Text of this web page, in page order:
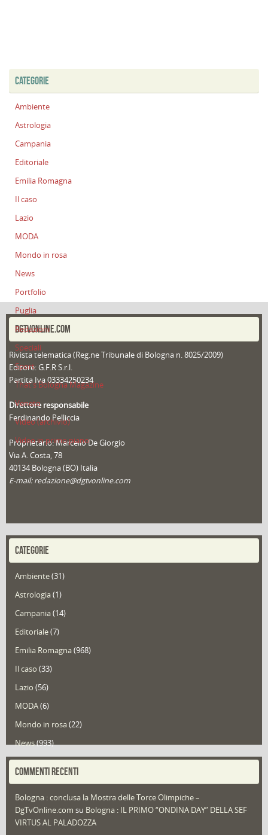
CATEGORIE
Ambiente
Astrologia
Campania
Editoriale
Emilia Romagna
Il caso
Lazio
MODA
Mondo in rosa
News
Portfolio
Puglia
Redazioni
Speciali
Sport
That's Bologna Magazine
Veneto
Video (archivio)
Video in primo piano
DGTVONLINE.COM
Rivista telematica (Reg.ne Tribunale di Bologna n. 8025/2009)
Editore: G.F.R S.r.l.
Partita Iva 03334250234
Direttore responsabile
Ferdinando Pelliccia
Proprietario: Marcello De Giorgio
Via A. Costa, 78
40134 Bologna (BO) Italia
E-mail: redazione@dgtvonline.com
CATEGORIE
Ambiente(31)
Astrologia(1)
Campania(14)
Editoriale(7)
Emilia Romagna(968)
Il caso (33)
Lazio (56)
MODA(6)
Mondo in rosa(22)
News(993)
Portfolio(1)
Redazioni(1.049)
Speciali (22)
COMMENTI RECENTI
Bologna : conclusa la Mostra delle Torce Olimpiche –
DgTvOnline.com su Bologna : IL PRIMO “ONDINA DAY” DELLA SEF
VIRTUS AL PALADOZZA